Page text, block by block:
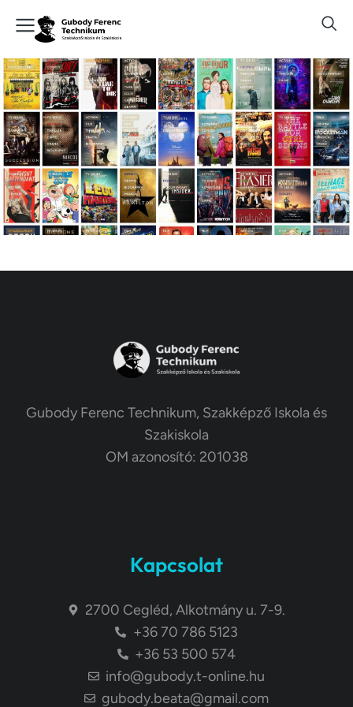
Gubody Ferenc Technikum, Szakképző Iskola és
Szakiskola
OM azonosító: 201038
Kapcsolat
2700 Cegléd, Alkotmány u. 7-9.
+36 70 786 5123
+36 53 500 574
info@gubody.t-online.hu
gubody.beata@gmail.com